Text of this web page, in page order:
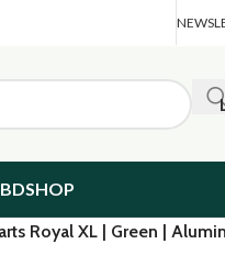
Royal XL | Green |